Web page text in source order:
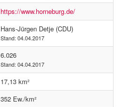
https://www.horneburg.de/
Hans-Jürgen Detje (CDU)
Stand: 04.04.2017
6.026
Stand: 04.04.2017
17,13 km²
352 Ew./km²